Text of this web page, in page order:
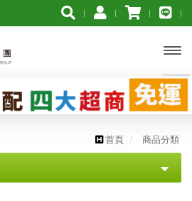
主選
首頁 商品分類